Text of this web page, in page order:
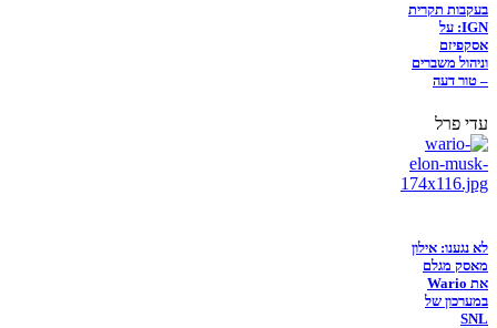
בעקבות תקרית
IGN: על
אסקפיזם
וניהול משברים
– טור דעה
עדי פרל
לא נגענו: אילון
מאסק מגלם
את Wario
במערכון של
SNL